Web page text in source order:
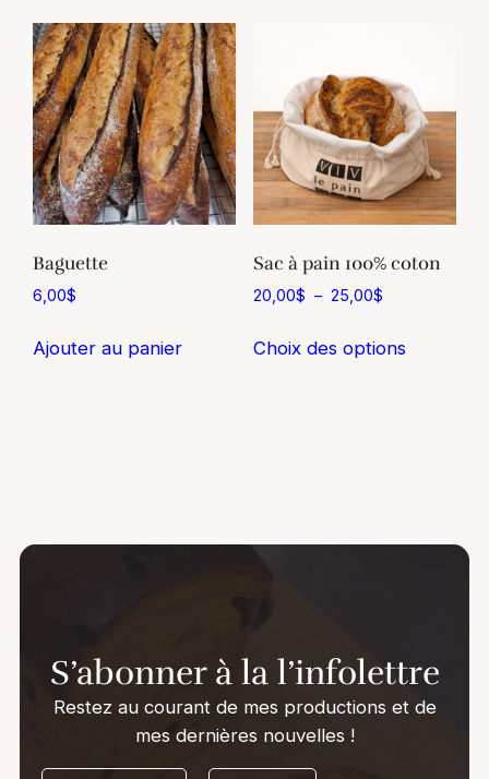
e
Baguette
6,00$
Ajouter au panier
Sac à pain 100% coton
20,00$ – 25,00$Plage
prix :
Choix des optionsproduit
page
du
S’abonner à la l’infolettre
Restez au courant de mes productions et de
mes dernières nouvelles !